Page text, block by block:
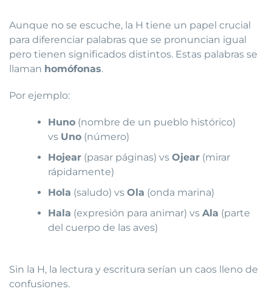
Aunque no se escuche, la H tiene un papel crucial
para diferenciar palabras que se pronuncian igual
pero tienen significados distintos. Estas palabras se
llaman homófonas.
Por ejemplo:
Huno (nombre de un pueblo histórico)
vs Uno (número)
Hojear (pasar páginas) vsOjear (mirar
rápidamente)
Hola (saludo) vsOla (onda marina)
Hala (expresión para animar) vsAla (parte
del cuerpo de las aves)
Sin la H, la lectura y escritura serían un caos lleno de
confusiones.